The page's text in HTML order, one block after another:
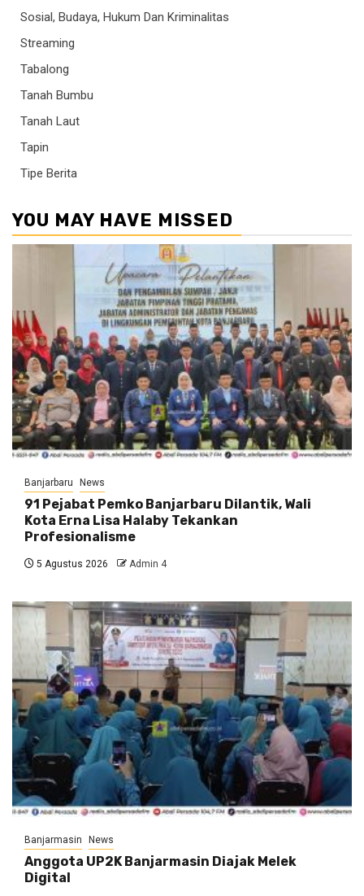
Sosial, Budaya, Hukum Dan Kriminalitas
Streaming
Tabalong
Tanah Bumbu
Tanah Laut
Tapin
Tipe Berita
YOU MAY HAVE MISSED
Banjarbaru News
91 Pejabat Pemko Banjarbaru Dilantik, Wali
Kota Erna Lisa Halaby Tekankan
Profesionalisme
5 Agustus 2026 Admin 4
Banjarmasin News
Anggota UP2K Banjarmasin Diajak Melek
Digital